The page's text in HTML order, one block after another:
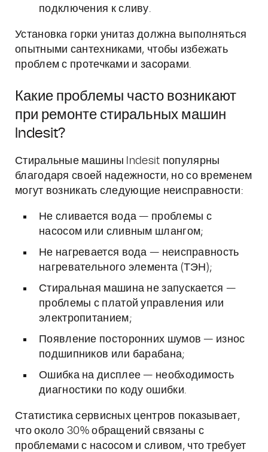
подключения к сливу.
Установка горки унитаз должна выполняться
опытными сантехниками, чтобы избежать
проблем с протечками и засорами.
Какие проблемы часто возникают
при ремонте стиральных машин
Indesit?
Стиральные машины Indesit популярны
благодаря своей надежности, но со временем
могут возникать следующие неисправности:
Не сливается вода — проблемы с
насосом или сливным шлангом;
Не нагревается вода — неисправность
нагревательного элемента (ТЭН);
Стиральная машина не запускается —
проблемы с платой управления или
электропитанием;
Появление посторонних шумов — износ
подшипников или барабана;
Ошибка на дисплее — необходимость
диагностики по коду ошибки.
Статистика сервисных центров показывает,
что около 30% обращений связаны с
проблемами с насосом и сливом, что требует